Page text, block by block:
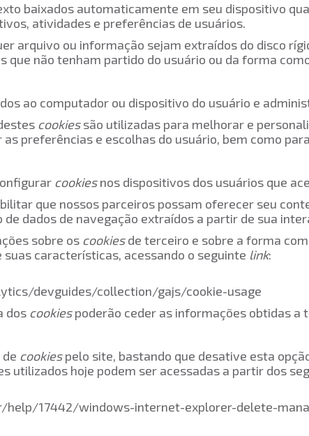
baixados automaticamente em seu dispositivo
atividades e preferências de usuários.
arquivo ou informação sejam extraídos do disco
que não tenham partido do usuário ou da forma
ao computador ou dispositivo do usuário e
cookiessão utilizadas para melhorar e
preferências e escolhas do usuário, bem como
cookiesnos dispositivos dos usuários que
que nossos parceiros possam oferecer seu
dados de navegação extraídos a partir de sua
sobre os cookiesde terceiro e sobre a forma
características, acessando o seguinte link:
devguides/collection/gajs/cookie-usage
dos cookiespoderão ceder as informações obtidas a
cookiespelo site, bastando que desative esta
utilizados hoje podem ser acessadas a partir dos
17442/windows-internet-explorer-delete-